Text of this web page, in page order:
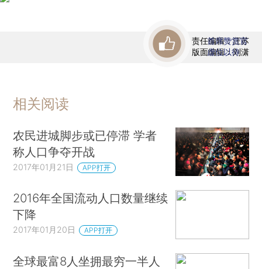
责任编辑：汪苏
版面编辑：刘潇
首席赞赏官
虚位以待
相关阅读
农民进城脚步或已停滞 学者
称人口争夺开战
2017年01月21日 APP打开
2016年全国流动人口数量继续
下降
2017年01月20日 APP打开
全球最富8人坐拥最穷一半人